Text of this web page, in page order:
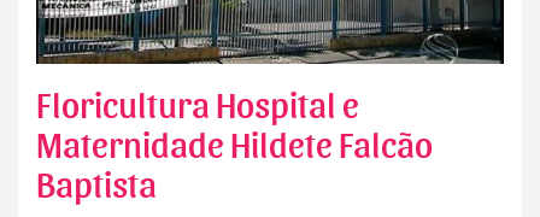
Floricultura Hospital e
Maternidade Hildete Falcão
Baptista